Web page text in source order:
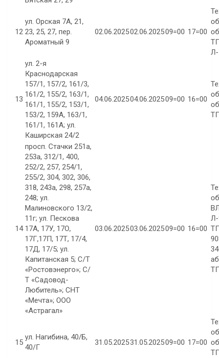
12
ул. Орская 7А, 21,
23, 25, 27, пер.
Ароматный 9
02.06.202502.06.202509=00 17=00
Л-
13
ул. 2-я
Краснодарская
157/1, 157/2, 161/3,
161/2, 155/2, 163/1,
161/1, 155/2, 153/1,
153/2, 159А, 163/1,
161/1, 161А; ул.
Каширская 24/2
04.06.202504.06.202509=00 16=00
14
просп. Стачки 251а,
253а, 312/1, 400,
252/2, 257, 254/1,
255/2, 304, 302, 306,
318, 243а, 298, 257а,
248; ул.
Малиновского 13/2,
11г; ул. Пескова
17А, 17У, 17О,
17Г,17П, 17Т, 17/4,
17Д, 17/5; ул.
Капитанская 5; С/Т
«Ростовэнерго»; С/
Т «Садовод-
Любитель»; СНТ
«Мечта»; ООО
«Астрагал»
03.06.202503.06.202509=00 16=00
Л-
15
ул. Нагибина, 40/Б,
40/Г
31.05.202531.05.202509=00 17=00